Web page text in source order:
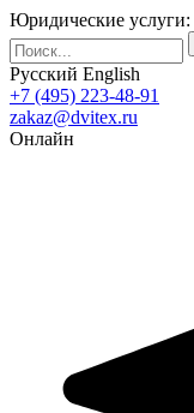
Юридические услуги:
Русский English
+7 (495) 223-48-91
zakaz@dvitex.ru
Онлайн